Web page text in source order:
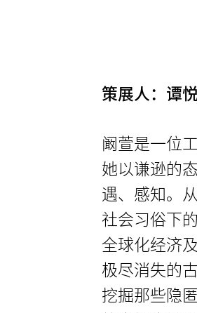
策展人：谭
阚萱是一位
她以谦逊的
遇、感知。
社会习俗下
全球化经济
极尽消失的
挖掘那些隐